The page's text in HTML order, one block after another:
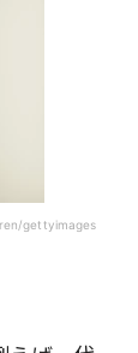
gettyimages